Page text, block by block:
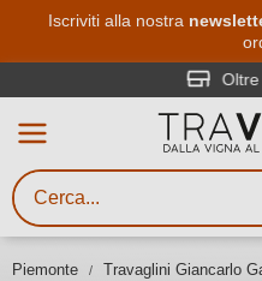
Iscriviti alla nostra
Piemonte Travaglini Giancarlo
Ricerca vini
Inserisci almeno 3
gusto,
vitigno,